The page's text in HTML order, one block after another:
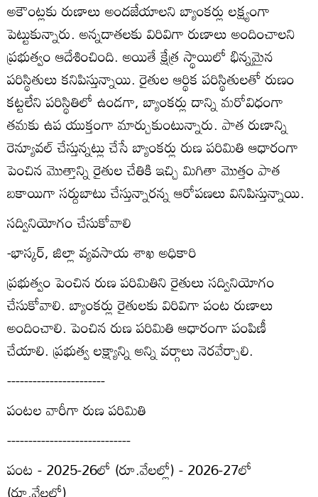
అకౌంట్లకు రుణాలు అందజేయాలని బ్యాంకర్లు లక్ష్యంగా
పెట్టుకున్నారు. అన్నదాతలకు విరివిగా రుణాలు అందించాలని
ప్రభుత్వం ఆదేశించింది. అయితే క్షేత్ర స్థాయిలో భిన్నమైన
పరిస్థితులు కనిపిస్తున్నాయి. రైతుల ఆర్థిక పరిస్థితులతో రుణం
కట్టలేని పరిస్థితిలో ఉండగా, బ్యాంకర్లు దాన్ని మరోవిధంగా
తమకు ఉప యుక్తంగా మార్చుకుంటున్నారు. పాత రుణాన్ని
రెన్యూవల్‌ చేస్తున్నట్లు చేసే బ్యాంకర్లు రుణ పరిమితి ఆధారంగా
పెంచిన మొత్తాన్ని రైతుల చేతికి ఇచ్చి మిగితా మొత్తం పాత
బకాయిగా సర్దుబాటు చేస్తున్నారన్న ఆరోపణలు వినిపిస్తున్నాయి.
సద్వినియోగం చేసుకోవాలి
-భాస్కర్‌, జిల్లా వ్యవసాయ శాఖ అధికారి
ప్రభుత్వం పెంచిన రుణ పరిమితిని రైతులు సద్వినియోగం
చేసుకోవాలి. బ్యాంకర్లు రైతులకు విరివిగా పంట రుణాలు
అందించాలి. పెంచిన రుణ పరిమితి ఆధారంగా పంపిణీ
చేయాలి. ప్రభుత్వ లక్ష్యాన్ని అన్ని వర్గాలు నెరవేర్చాలి.
-----------------------
పంటల వారీగా రుణ పరిమితి
-----------------------------
పంట - 2025-26లో (రూ.వేలల్లో) - 2026-27లో